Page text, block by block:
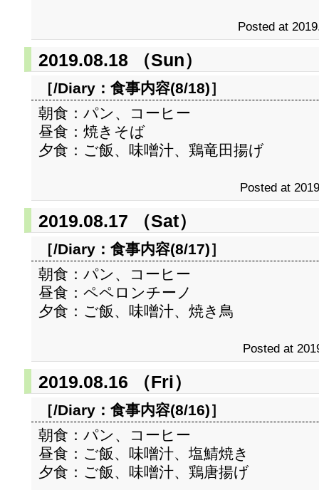
Posted at
2019.08.18 （Sun）
［/Diary： 食事内容(8/18)］
朝食：パン、コーヒー
昼食：焼きそば
夕食：ご飯、味噌汁、鶏竜田揚げ
Posted at
2019.08.17 （Sat）
［/Diary： 食事内容(8/17)］
朝食：パン、コーヒー
昼食：ペペロンチーノ
夕食：ご飯、味噌汁、焼き鳥
Posted at
2019.08.16 （Fri）
［/Diary： 食事内容(8/16)］
朝食：パン、コーヒー
昼食：ご飯、味噌汁、塩鯖焼き
夕食：ご飯、味噌汁、鶏唐揚げ